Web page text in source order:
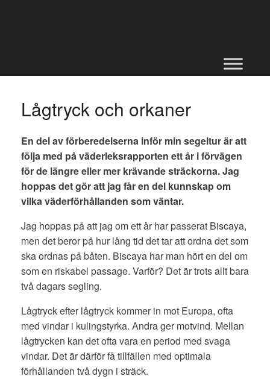
Lågtryck och orkaner
En del av förberedelserna inför min segeltur är att
följa med på väderleksrapporten ett år i förvägen
för de längre eller mer krävande sträckorna. Jag
hoppas det gör att jag får en del kunnskap om
vilka väderförhållanden som väntar.
Jag hoppas på att jag om ett år har passerat Biscaya,
men det beror på hur lång tid det tar att ordna det som
ska ordnas på båten. Biscaya har man hört en del om
som en riskabel passage. Varför? Det är trots allt bara
två dagars segling.
Lågtryck efter lågtryck kommer in mot Europa, ofta
med vindar i kulingstyrka. Andra ger motvind. Mellan
lågtrycken kan det ofta vara en period med svaga
vindar. Det är därför få tillfällen med optimala
förhållanden två dygn i sträck.